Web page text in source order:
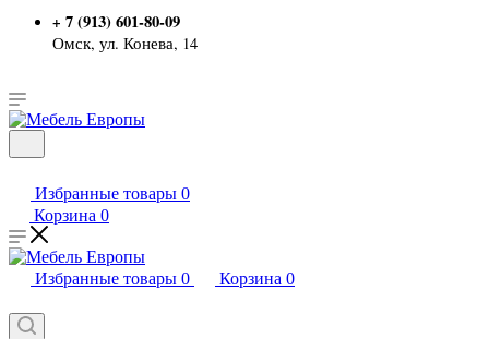
+ 7 (913) 601-80-09
Омск, ул. Конева, 14
Избранные товары 0
Корзина 0
Избранные товары 0 Корзина 0